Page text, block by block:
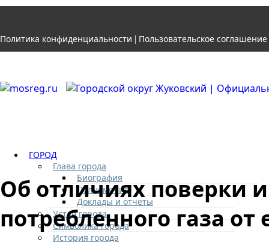
Политика конфиденциальности | Пользовательское соглашение
ГОРОД
Глава города
Биография
Полномочия
Доклады и отчеты
Устав города
Символика города
История города
Об отличиях поверки
потребленного газа от